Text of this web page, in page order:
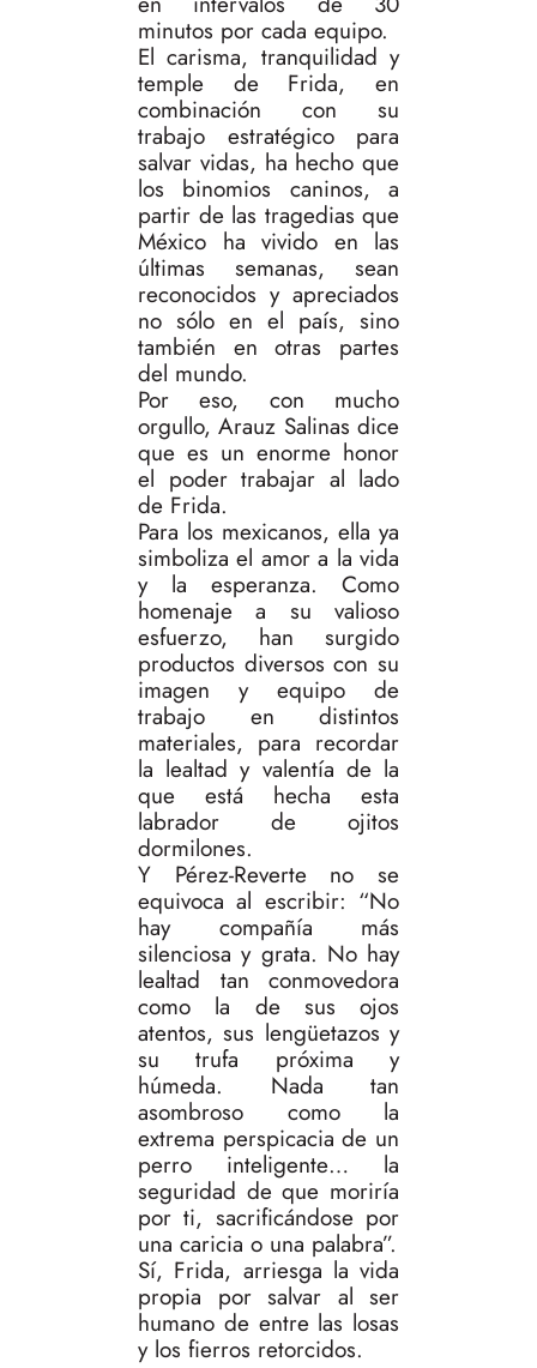
minutos por cada equipo.
El carisma, tranquilidad y
temple de Frida, en
combinación con su
trabajo estratégico para
salvar vidas, ha hecho que
los binomios caninos, a
partir de las tragedias que
México ha vivido en las
últimas semanas, sean
reconocidos y apreciados
no sólo en el país, sino
también en otras partes
del mundo.
Por eso, con mucho
orgullo, Arauz Salinas dice
que es un enorme honor
el poder trabajar al lado
de Frida.
Para los mexicanos, ella ya
simboliza el amor a la vida
y la esperanza. Como
homenaje a su valioso
esfuerzo, han surgido
productos diversos con su
imagen y equipo de
trabajo en distintos
materiales, para recordar
la lealtad y valentía de la
que está hecha esta
labrador de ojitos
dormilones.
Y Pérez-Reverte no se
equivoca al escribir: “No
hay compañía más
silenciosa y grata. No hay
lealtad tan conmovedora
como la de sus ojos
atentos, sus lengüetazos y
su trufa próxima y
húmeda. Nada tan
asombroso como la
extrema perspicacia de un
perro inteligente… la
seguridad de que moriría
por ti, sacrificándose por
una caricia o una palabra”.
Sí, Frida, arriesga la vida
propia por salvar al ser
humano de entre las losas
y los fierros retorcidos.